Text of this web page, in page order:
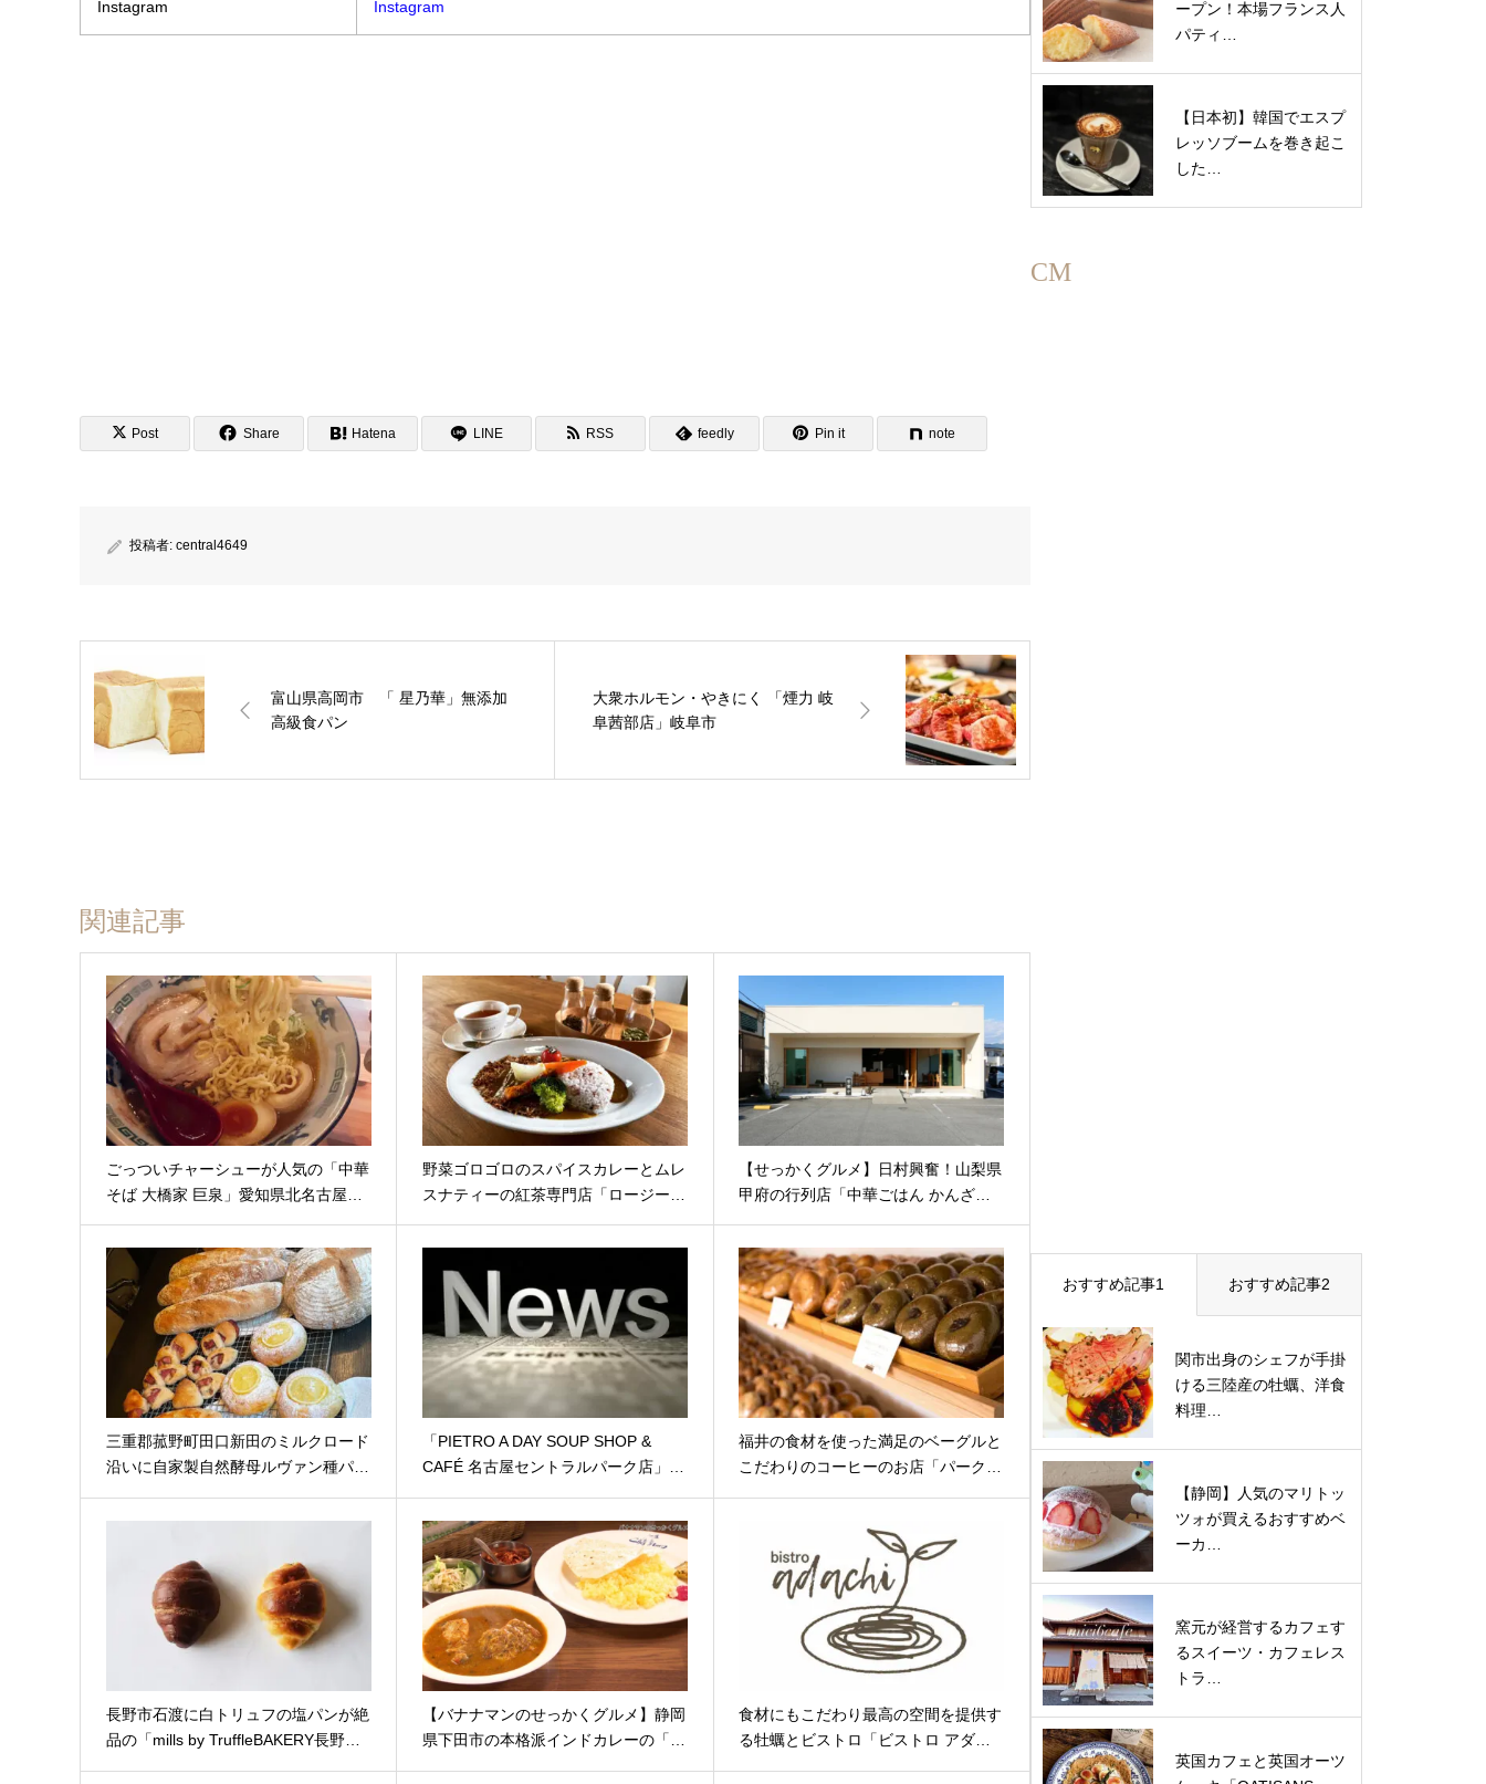
Instagram Instagram
Post Share Hatena LINE RSS feedly Pin it note
投稿者: central4649
富山県高岡市 「 星乃華」無添加
高級食パン
大衆ホルモン・やきにく 「煙力 岐
阜茜部店」岐阜市
関連記事
ごっついチャーシューが人気の「中華
そば 大橋家 巨泉」愛知県北名古屋…
野菜ゴロゴロのスパイスカレーとムレ
スナティーの紅茶専門店「ロージー…
【せっかくグルメ】日村興奮！山梨県
甲府の行列店「中華ごはん かんざ…
三重郡菰野町田口新田のミルクロード
沿いに自家製自然酵母ルヴァン種パ…
「PIETRO A DAY SOUP SHOP &
CAFÉ 名古屋セントラルパーク店」…
福井の食材を使った満足のベーグルと
こだわりのコーヒーのお店「パーク…
長野市石渡に白トリュフの塩パンが絶
品の「mills by TruffleBAKERY長野…
【バナナマンのせっかくグルメ】静岡
県下田市の本格派インドカレーの「…
食材にもこだわり最高の空間を提供す
る牡蠣とビストロ「ビストロ アダ…
ープン！本場フランス人
パティ…
【日本初】韓国でエスプ
レッソブームを巻き起こ
した…
CM
おすすめ記事1 おすすめ記事2
関市出身のシェフが手掛
ける三陸産の牡蠣、洋食
料理…
【静岡】人気のマリトッ
ツォが買えるおすすめベ
ーカ…
窯元が経営するカフェす
るスイーツ・カフェレス
トラ…
英国カフェと英国オーツ